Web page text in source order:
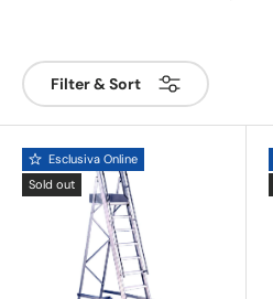
Filter & Sort
Esclusiva Online
Sold out